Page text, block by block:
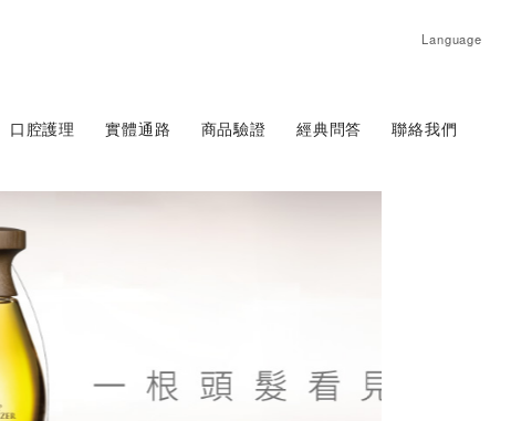
口腔護理 實體通路 商品驗證 經典問答 聯絡我們
Language